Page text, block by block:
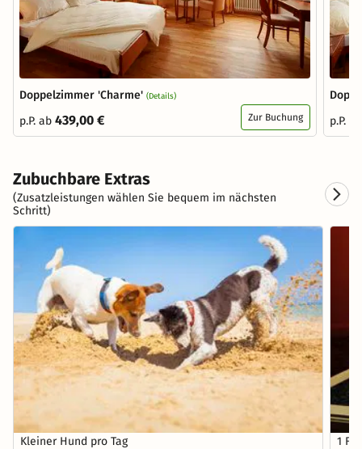
Doppelzimmer 'Charme' (Details)
p.P. ab 439,00 € Zur Buchung
p.P.
Zubuchbare Extras
(Zusatzleistungen wählen Sie bequem im nächsten
Schritt)
Kleiner Hund pro Tag 1